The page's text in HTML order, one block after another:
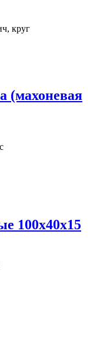
круг
(махоневая
100x40x15